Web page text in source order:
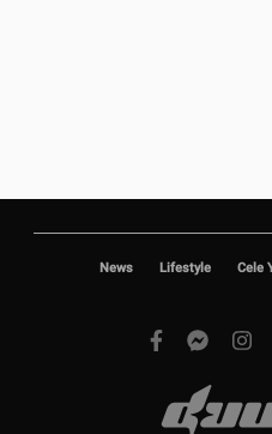
News Lifestyle Cele